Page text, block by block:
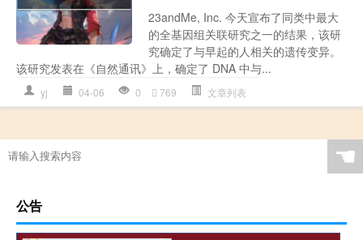
23andMe, Inc. 今天宣布了同类中最大
的全基因组关联研究之一的结果，该研
究确定了与早起的人相关的遗传变异。
该研究发表在《自然通讯》上，确定了 DNA 中与...
yj 04-06 0 769 文章列表
☚
公告